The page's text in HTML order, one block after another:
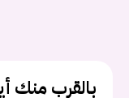
هل
بالقرب منك